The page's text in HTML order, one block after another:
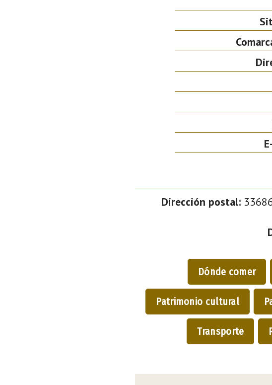
Dirección postal:
Dónde comer
Patrimonio cultural
Transporte